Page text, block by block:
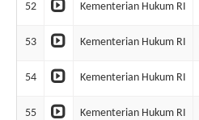
52 Kementerian Hukum RI
53 Kementerian Hukum RI
54 Kementerian Hukum RI
55 Kementerian Hukum RI